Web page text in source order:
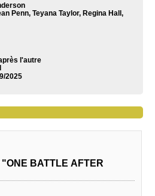
Penn, Teyana Taylor, Regina Hall,
l'autre
2025
BATTLE AFTER